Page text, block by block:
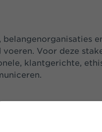
belangenorganisaties
Voor deze
klantgerichte,